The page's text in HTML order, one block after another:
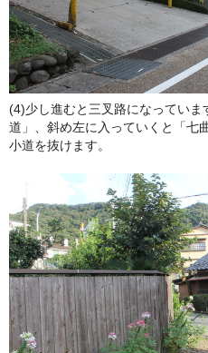
(4)少し進むと三叉路になっていま
道」、斜め左に入っていくと「七
小道を抜けます。